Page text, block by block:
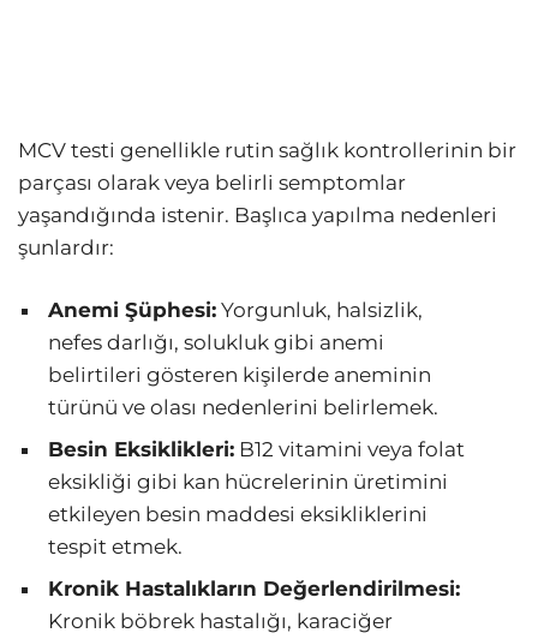
MCV testi genellikle rutin sağlık kontrollerinin bir
parçası olarak veya belirli semptomlar
yaşandığında istenir. Başlıca yapılma nedenleri
şunlardır:
Anemi Şüphesi: Yorgunluk, halsizlik,
nefes darlığı, solukluk gibi anemi
belirtileri gösteren kişilerde aneminin
türünü ve olası nedenlerini belirlemek.
Besin Eksiklikleri: B12 vitamini veya folat
eksikliği gibi kan hücrelerinin üretimini
etkileyen besin maddesi eksikliklerini
tespit etmek.
Kronik Hastalıkların Değerlendirilmesi:
Kronik böbrek hastalığı, karaciğer